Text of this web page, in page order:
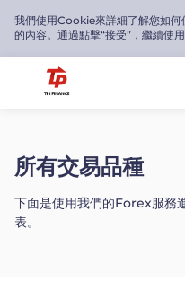
我們使用Cookie來詳細了解您如何
的內容。通過點擊“接受”，繼續使
交易平臺
市場分析
所有交易品種
下面是使用我們的Forex服務
表。